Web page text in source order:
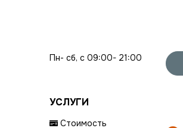
Пн- сб, с 09:00- 21:00
УСЛУГИ
Стоимость